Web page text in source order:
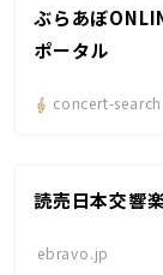
ぶらあぼ
ポータル
concert-
読売日本交響
ebravo.jp